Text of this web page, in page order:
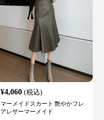
¥4,060 (税込)
マーメイドスカート 艶やかフレ
アレザーマーメイド